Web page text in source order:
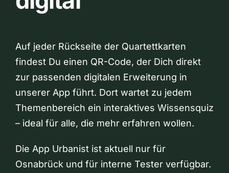
Auf jeder Rückseite der Quartettkarten
findest Du einen QR-Code, der Dich direkt
zur passenden digitalen Erweiterung in
unserer App führt. Dort wartet zu jedem
Themenbereich ein interaktives Wissensquiz
– ideal für alle, die mehr erfahren wollen.
Die App Urbanist ist aktuell nur für
Osnabrück und für interne Tester verfügbar.